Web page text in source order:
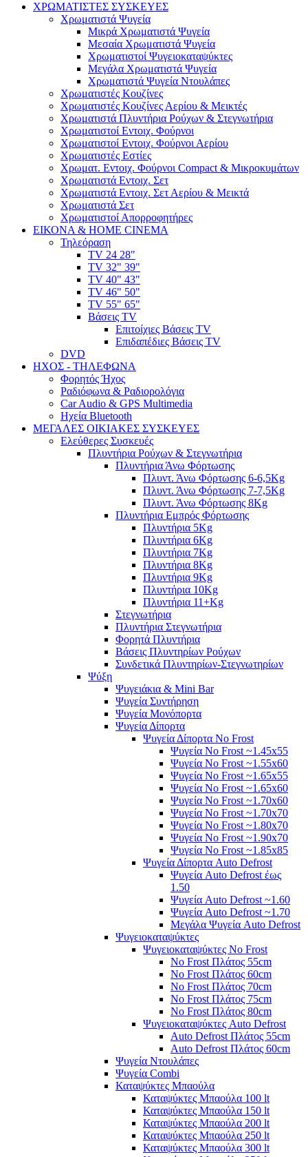
ΧΡΩΜΑΤΙΣΤΕΣ ΣΥΣΚΕΥΕΣ
Χρωματιστά Ψυγεία
Μικρά Χρωματιστά Ψυγεία
Μεσαία Χρωματιστά Ψυγεία
Χρωματιστοί Ψυγειοκαταψύκτες
Μεγάλα Χρωματιστά Ψυγεία
Χρωματιστά Ψυγεία Ντουλάπες
Χρωματιστές Κουζίνες
Χρωματιστές Κουζίνες Αερίου & Μεικτές
Χρωματιστά Πλυντήρια Ρούχων & Στεγνωτήρια
Χρωματιστοί Εντοιχ. Φούρνοι
Χρωματιστοί Εντοιχ. Φούρνοι Αερίου
Χρωματιστές Εστίες
Χρωματ. Εντοιχ. Φούρνοι Compact & Μικροκυμάτων
Χρωματιστά Εντοιχ. Σετ
Χρωματιστά Εντοιχ. Σετ Αερίου & Μεικτά
Χρωματιστά Σετ
Χρωματιστοί Απορροφητήρες
ΕΙΚΟΝΑ & HOME CINEMA
Τηλεόραση
TV 24 28"
TV 32" 39"
TV 40" 43"
TV 46" 50"
TV 55" 65"
Βάσεις TV
Επιτοίχιες Βάσεις TV
Επιδαπέδιες Βάσεις TV
DVD
ΗΧΟΣ - ΤΗΛΕΦΩΝΑ
Φορητός Ήχος
Ραδιόφωνα & Ραδιορολόγια
Car Audio & GPS Multimedia
Ηχεία Bluetooth
ΜΕΓΑΛΕΣ ΟΙΚΙΑΚΕΣ ΣΥΣΚΕΥΕΣ
Ελεύθερες Συσκευές
Πλυντήρια Ρούχων & Στεγνωτήρια
Πλυντήρια Άνω Φόρτωσης
Πλυντ. Άνω Φόρτωσης 6-6,5Kg
Πλυντ. Άνω Φόρτωσης 7-7,5Kg
Πλυντ. Άνω Φόρτωσης 8Kg
Πλυντήρια Εμπρός Φόρτωσης
Πλυντήρια 5Kg
Πλυντήρια 6Kg
Πλυντήρια 7Kg
Πλυντήρια 8Kg
Πλυντήρια 9Kg
Πλυντήρια 10Kg
Πλυντήρια 11+Kg
Στεγνωτήρια
Πλυντήρια Στεγνωτήρια
Φορητά Πλυντήρια
Βάσεις Πλυντηρίων Ρούχων
Συνδετικά Πλυντηρίων-Στεγνωτηρίων
Ψύξη
Ψυγειάκια & Mini Bar
Ψυγεία Συντήρηση
Ψυγεία Μονόπορτα
Ψυγεία Δίπορτα
Ψυγεία Δίπορτα No Frost
Ψυγεία No Frost ~1.45x55
Ψυγεία No Frost ~1.55x60
Ψυγεία No Frost ~1.65x55
Ψυγεία No Frost ~1.65x60
Ψυγεία No Frost ~1.70x60
Ψυγεία No Frost ~1.70x70
Ψυγεία No Frost ~1.80x70
Ψυγεία No Frost ~1.90x70
Ψυγεία No Frost ~1.85x85
Ψυγεία Δίπορτα Auto Defrost
Ψυγεία Auto Defrost έως
1.50
Ψυγεία Auto Defrost ~1.60
Ψυγεία Auto Defrost ~1.70
Μεγάλα Ψυγεία Auto Defrost
Ψυγειοκαταψύκτες
Ψυγειοκαταψύκτες No Frost
No Frost Πλάτος 55cm
No Frost Πλάτος 60cm
No Frost Πλάτος 70cm
No Frost Πλάτος 75cm
No Frost Πλάτος 80cm
Ψυγειοκαταψύκτες Auto Defrost
Auto Defrost Πλάτος 55cm
Auto Defrost Πλάτος 60cm
Ψυγεία Ντουλάπες
Ψυγεία Combi
Καταψύκτες Μπαούλα
Καταψύκτες Μπαούλα 100 lt
Καταψύκτες Μπαούλα 150 lt
Καταψύκτες Μπαούλα 200 lt
Καταψύκτες Μπαούλα 250 lt
Καταψύκτες Μπαούλα 300 lt